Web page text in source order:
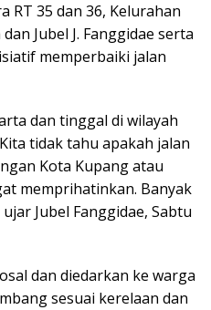
RT 35 dan 36, Kelurahan
Jubel J. Fanggidae serta
memperbaiki jalan
dan tinggal di wilayah
tidak tahu apakah jalan
Kota Kupang atau
memprihatinkan. Banyak
Jubel Fanggidae, Sabtu
dan diedarkan ke warga
sesuai kerelaan dan